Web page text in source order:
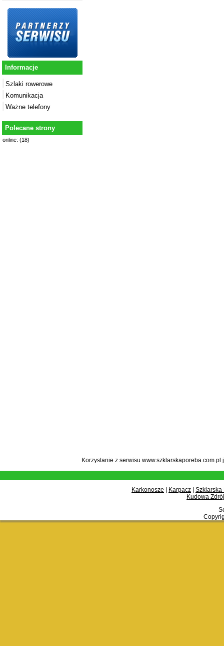
Informacje
Szlaki rowerowe
Komunikacja
Ważne telefony
Polecane strony
online: (18)
Korzystanie z serwisu
Karkonosze Karpacz
Szklarska
Kudowa